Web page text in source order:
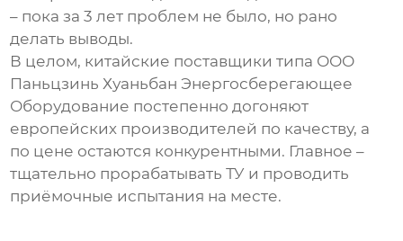
– пока за 3 лет проблем не было, но рано
делать выводы.
В целом, китайские поставщики типа ООО
Паньцзинь Хуаньбан Энергосберегающее
Оборудование постепенно догоняют
европейских производителей по качеству, а
по цене остаются конкурентными. Главное –
тщательно прорабатывать ТУ и проводить
приёмочные испытания на месте.